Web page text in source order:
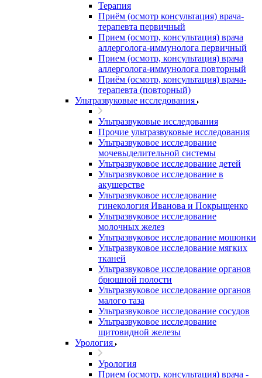
Терапия
Приём (осмотр консультация) врача-
терапевта первичный
Прием (осмотр, консультация) врача
аллерголога-иммунолога первичный
Прием (осмотр, консультация) врача
аллерголога-иммунолога повторный
Приём (осмотр, консультация) врача-
терапевта (повторный)
Ультразвуковые исследования
Ультразвуковые исследования
Прочие ультразвуковые исследования
Ультразвуковое исследование
мочевыделительной системы
Ультразвуковое исследование детей
Ультразвуковое исследование в
акушерстве
Ультразвуковое исследование
гинекология Иванова и Покрыщенко
Ультразвуковое исследование
молочных желез
Ультразвуковое исследование мошонки
Ультразвуковое исследование мягких
тканей
Ультразвуковое исследование органов
брюшной полости
Ультразвуковое исследование органов
малого таза
Ультразвуковое исследование сосудов
Ультразвуковое исследование
щитовидной железы
Урология
Урология
Прием (осмотр, консультация) врача -